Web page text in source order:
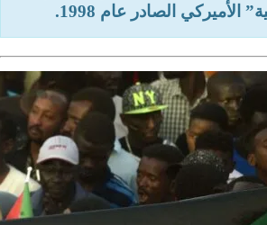
الأميركي الصادر عام 1998.